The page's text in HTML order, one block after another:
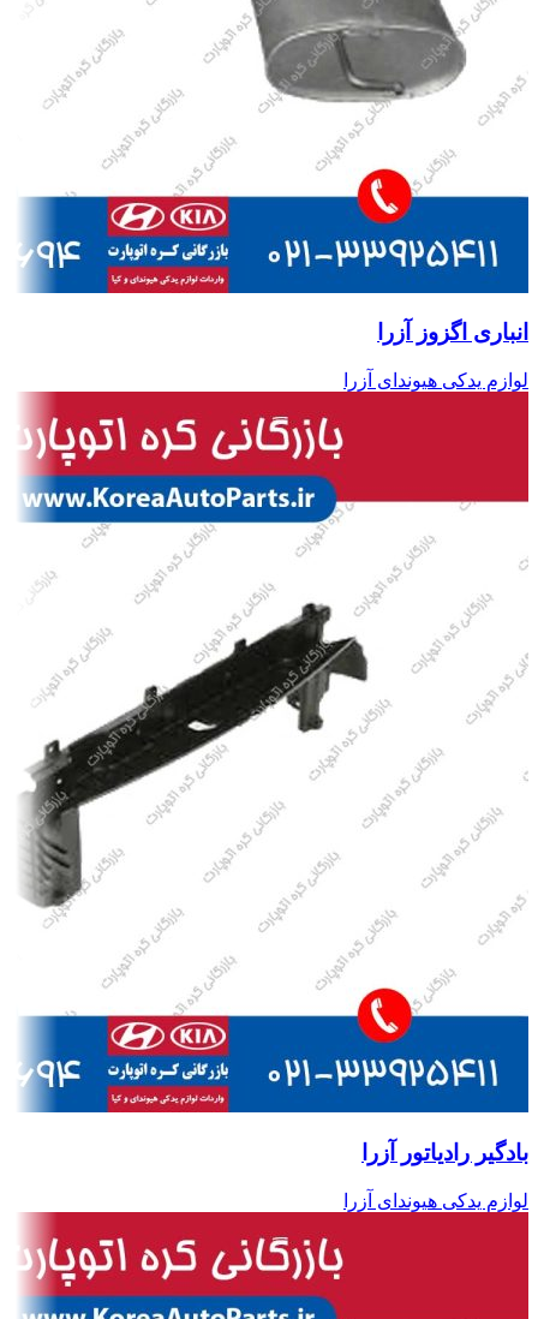
انباری اگزوز آزرا
لوازم یدکی هیوندای آزرا
بادگیر رادیاتور آزرا
لوازم یدکی هیوندای آزرا